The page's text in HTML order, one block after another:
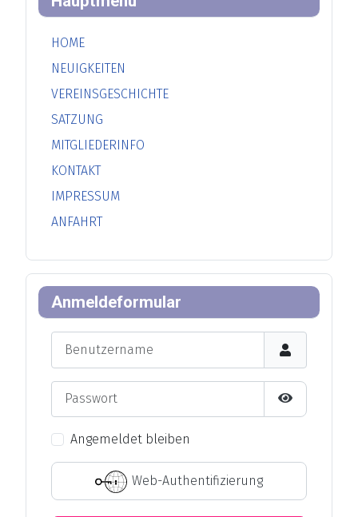
HOME
NEUIGKEITEN
VEREINSGESCHICHTE
SATZUNG
MITGLIEDERINFO
KONTAKT
IMPRESSUM
ANFAHRT
Anmeldeformular
Passwort
Angemeldet bleiben
Web-Authentifizierung